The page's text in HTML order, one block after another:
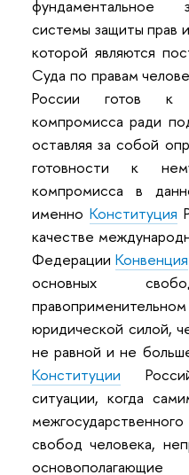
фундаментальное
системы защиты прав
которой являются
Суда по правам
России готов к
компромисса ради
оставляя за собой
готовности к
компромисса в
именно Конституция
качестве
Федерации Конвенция
основных
юридической силой,
не равной и не
Конституции
ситуации, когда
свобод человека,